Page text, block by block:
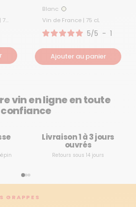
Blanc Blanc
Vin de France | 75 cL
5/5 - 1
Ajouter au panier
vin en ligne en toute
confiance
Livraison 1 à 3 jours
ouvrés
Retours sous 14 jours
GRAPPES